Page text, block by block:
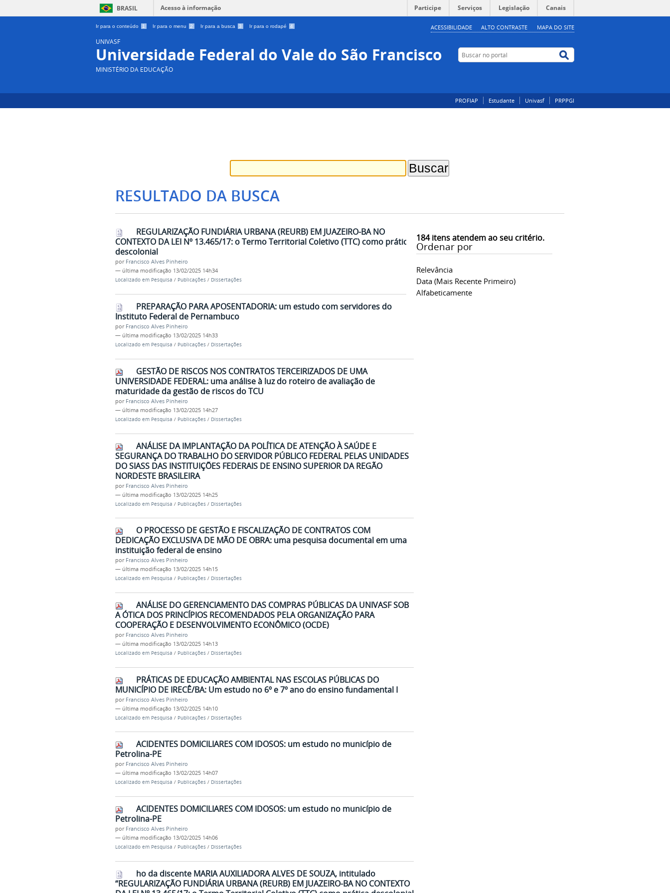
BRASIL Acesso à informação Participe Serviços Legislação Canais
Ir para o conteúdo 1 Ir para o menu 2 Ir para a busca 3 Ir para o rodapé 4 ACESSIBILIDADE ALTO CONTRASTE MAPA DO SITE
UNIVASF
Universidade Federal do Vale do São Francisco
MINISTÉRIO DA EDUCAÇÃO
Buscar no portal
PROFIAP Estudante Univasf PRPPGI
RESULTADO DA BUSCA
184itens atendem ao seu critério.
Ordenar por
Relevância
Data (mais Recente Primeiro)
Alfabeticamente
REGULARIZAÇÃO FUNDIÁRIA URBANA (REURB) EM JUAZEIRO-BA NO
CONTEXTO DA LEI Nº 13.465/17: o Termo Territorial Coletivo (TTC) como prática
descolonial
por Francisco Alves Pinheiro
— última modificação 13/02/2025 14h34
Localizado em Pesquisa / Publicações / Dissertações
PREPARAÇÃO PARA APOSENTADORIA: um estudo com servidores do
Instituto Federal de Pernambuco
por Francisco Alves Pinheiro
— última modificação 13/02/2025 14h33
Localizado em Pesquisa / Publicações / Dissertações
GESTÃO DE RISCOS NOS CONTRATOS TERCEIRIZADOS DE UMA
UNIVERSIDADE FEDERAL: uma análise à luz do roteiro de avaliação de
maturidade da gestão de riscos do TCU
por Francisco Alves Pinheiro
— última modificação 13/02/2025 14h27
Localizado em Pesquisa / Publicações / Dissertações
ANÁLISE DA IMPLANTAÇÃO DA POLÍTICA DE ATENÇÃO À SAÚDE E
SEGURANÇA DO TRABALHO DO SERVIDOR PÚBLICO FEDERAL PELAS UNIDADES
DO SIASS DAS INSTITUIÇÕES FEDERAIS DE ENSINO SUPERIOR DA REGÃO
NORDESTE BRASILEIRA
por Francisco Alves Pinheiro
— última modificação 13/02/2025 14h25
Localizado em Pesquisa / Publicações / Dissertações
O PROCESSO DE GESTÃO E FISCALIZAÇÃO DE CONTRATOS COM
DEDICAÇÃO EXCLUSIVA DE MÃO DE OBRA: uma pesquisa documental em uma
instituição federal de ensino
por Francisco Alves Pinheiro
— última modificação 13/02/2025 14h15
Localizado em Pesquisa / Publicações / Dissertações
ANÁLISE DO GERENCIAMENTO DAS COMPRAS PÚBLICAS DA UNIVASF SOB
A ÓTICA DOS PRINCÍPIOS RECOMENDADOS PELA ORGANIZAÇÃO PARA
COOPERAÇÃO E DESENVOLVIMENTO ECONÔMICO (OCDE)
por Francisco Alves Pinheiro
— última modificação 13/02/2025 14h13
Localizado em Pesquisa / Publicações / Dissertações
PRÁTICAS DE EDUCAÇÃO AMBIENTAL NAS ESCOLAS PÚBLICAS DO
MUNICÍPIO DE IRECÊ/BA: Um estudo no 6º e 7º ano do ensino fundamental I
por Francisco Alves Pinheiro
— última modificação 13/02/2025 14h10
Localizado em Pesquisa / Publicações / Dissertações
ACIDENTES DOMICILIARES COM IDOSOS: um estudo no município de
Petrolina-PE
por Francisco Alves Pinheiro
— última modificação 13/02/2025 14h07
Localizado em Pesquisa / Publicações / Dissertações
ACIDENTES DOMICILIARES COM IDOSOS: um estudo no município de
Petrolina-PE
por Francisco Alves Pinheiro
— última modificação 13/02/2025 14h06
Localizado em Pesquisa / Publicações / Dissertações
ho da discente MARIA AUXILIADORA ALVES DE SOUZA, intitulado
“REGULARIZAÇÃO FUNDIÁRIA URBANA (REURB) EM JUAZEIRO-BA NO CONTEXTO